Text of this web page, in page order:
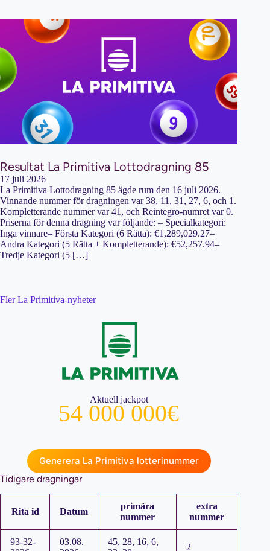
Resultat La Primitiva Lottodragning 85
17 juli 2026
La Primitiva Lottodragning 85 ägde rum den 16 juli 2026.
Vinnande nummer för dragningen var 38, 11, 31, 27, 6, och 1.
Kompletterande nummer var 41, och Reintegro-numret var 0.
Priserna för denna dragning var följande: – Specialkategori:
Inga vinnare– Första Kategori (6 Rätta): €1,289,029.27–
Andra Kategori (5 Rätta + Kompletterande): €52,257.94–
Tredje Kategori (5 […]
Fler La Primitiva-nyheter
Aktuell jackpot
54 000 000€
Generera La Primitiva lotterinummer
Tidigare dragningar
Rita id Datum
primära
nummer
extra
nummer
93-32-
03.08.
45, 28, 16, 6,
2